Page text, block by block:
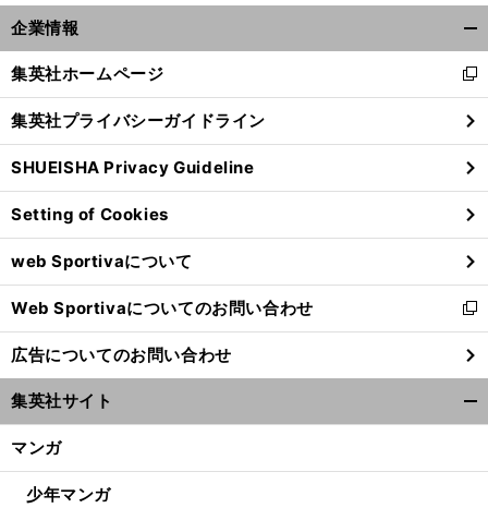
前
企業情報
閉
る
集英社ホームページ
新
し
い
ウ
ィ
ン
ド
ウ
で
開
く
集英社プライバシーガイドライン
SHUEISHA Privacy Guideline
Setting of Cookies
web Sportivaについて
Web Sportivaについてのお問い合わせ
新
し
い
ウ
ィ
ン
ウ
広告についてのお問い合わせ
集英社サイト
マンガ
少年マンガ